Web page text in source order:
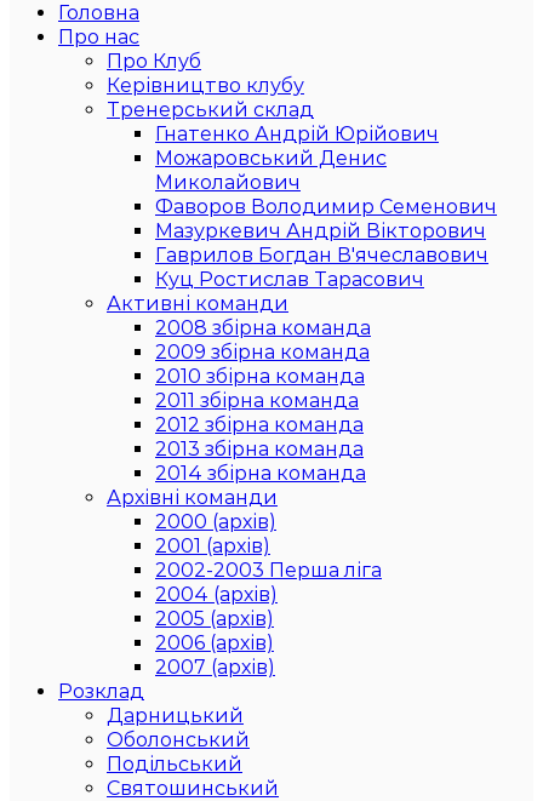
Головна
Про нас
Про Клуб
Керівництво клубу
Тренерський склад
Гнатенко Андрій Юрійович
Можаровський Денис
Миколайович
Фаворов Володимир Семенович
Мазуркевич Андрій Вікторович
Гаврилов Богдан В'ячеславович
Куц Ростислав Тарасович
Активні команди
2008 збірна команда
2009 збірна команда
2010 збірна команда
2011 збірна команда
2012 збірна команда
2013 збірна команда
2014 збірна команда
Архівні команди
2000 (архів)
2001 (архів)
2002-2003 Перша ліга
2004 (архів)
2005 (архів)
2006 (архів)
2007 (архів)
Розклад
Дарницький
Оболонський
Подільський
Святошинський